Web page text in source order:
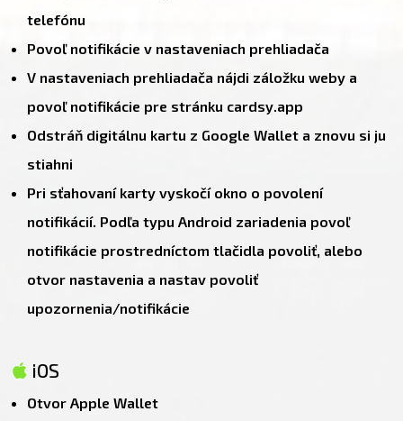
telefónu
Povoľ notifikácie v nastaveniach prehliadača
V nastaveniach prehliadača nájdi záložku weby a
povoľ notifikácie pre stránku cardsy.app
Odstráň digitálnu kartu z Google Wallet a znovu si ju
stiahni
Pri sťahovaní karty vyskočí okno o povolení
notifikácií. Podľa typu Android zariadenia povoľ
notifikácie prostredníctom tlačidla povoliť, alebo
otvor nastavenia a nastav povoliť
upozornenia/notifikácie
iOS
Otvor Apple Wallet